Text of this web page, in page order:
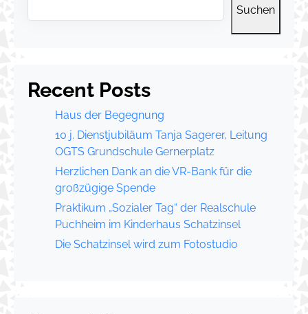
Suchen
Recent Posts
Haus der Begegnung
10 j. Dienstjubiläum Tanja Sagerer, Leitung
OGTS Grundschule Gernerplatz
Herzlichen Dank an die VR-Bank für die
großzügige Spende
Praktikum „Sozialer Tag“ der Realschule
Puchheim im Kinderhaus Schatzinsel
Die Schatzinsel wird zum Fotostudio